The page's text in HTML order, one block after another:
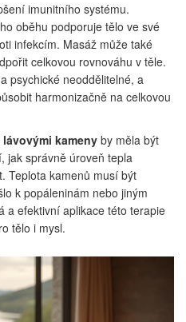
imunitního systému.
oběhu podporuje tělo ve své
infekcím. Masáž může také
celkovou rovnováhu v těle.
psychické neoddělitelné, a
harmonizačně na celkovou
lávovými kameny by měla být
jak správně úroveň tepla
Teplota kamenů musí být
k popáleninám nebo jiným
a efektivní aplikace této terapie
tělo i mysl.